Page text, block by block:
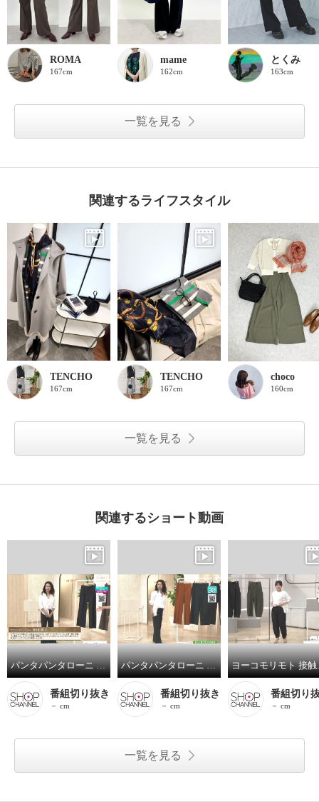
ROMA
167cm
mame
162cm
とくみ
163cm
一覧を見る
関連するライフスタイル
TENCHO
167cm
TENCHO
167cm
choco
160cm
一覧を見る
関連するショート動画
パンタパンタローニ なめらかフランネル調 スタイルアップ ２タックパンツ
番組切り抜き
－ cm
パンタパンタローニ なめらかコットン混 脚長ストレートパンツ
番組切り抜き
－ cm
ヨーコモリモ
番組切り
－ cm
一覧を見る